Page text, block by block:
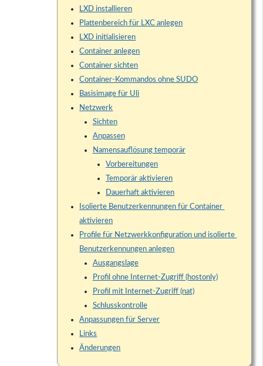
LXD installieren
Plattenbereich für LXC anlegen
LXD initialisieren
Container anlegen
Container sichten
Container-Kommandos ohne SUDO
Basisimage für Uli
Netzwerk
Sichten
Anpassen
Namensauflösung temporär
Vorbereitungen
Temporär aktivieren
Dauerhaft aktivieren
Isolierte Benutzerkennungen für Container
aktivieren
Profile für Netzwerkkonfiguration und isolierte
Benutzerkennungen anlegen
Ausgangslage
Profil ohne Internet-Zugriff (hostonly)
Profil mit Internet-Zugriff (nat)
Schlusskontrolle
Anpassungen für Server
Links
Änderungen